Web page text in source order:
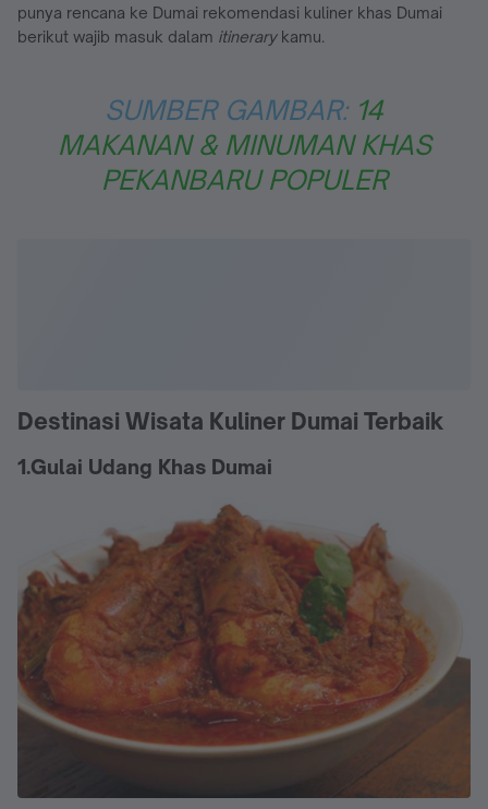
punya rencana ke Dumai rekomendasi kuliner khas Dumai
berikut wajib masuk dalam itinerarykamu.
SUMBER GAMBAR: 14
MAKANAN & MINUMAN KHAS
PEKANBARU POPULER
Destinasi Wisata Kuliner Dumai Terbaik
1.Gulai Udang Khas Dumai